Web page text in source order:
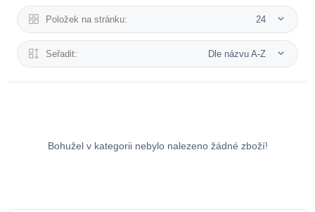
Položek na stránku: 24
Seřadit: Dle názvu A-Z
Bohužel v kategorii nebylo nalezeno žádné zboží!